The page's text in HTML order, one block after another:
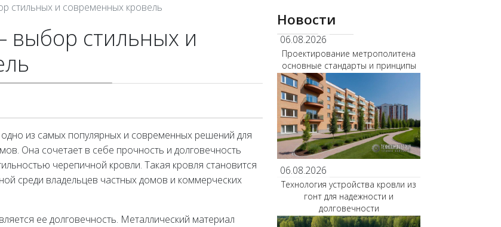
стильных и современных кровель
выбор стильных и
из самых популярных и современных решений для
Она сочетает в себе прочность и долговечность
черепичной кровли. Такая кровля становится
среди владельцев частных домов и коммерческих
ее долговечность. Металлический материал
Новости
06.08.2026
Проектирование метрополитена
основные стандарты и принципы
06.08.2026
Технология устройства кровли из
гонт для надежности и
долговечности